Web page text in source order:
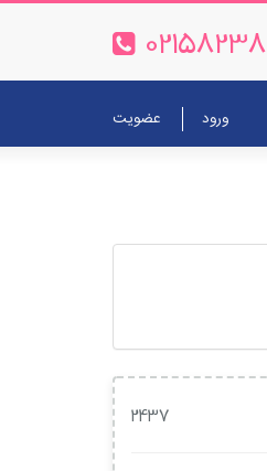
02158238
ورود عضویت
2437